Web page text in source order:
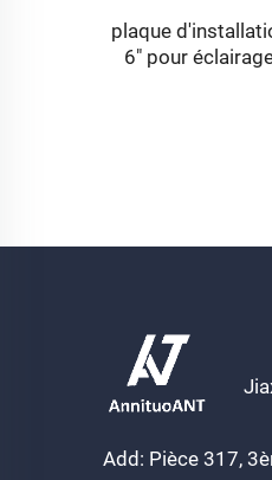
plaque
6" pour
Add: Pièce 317,